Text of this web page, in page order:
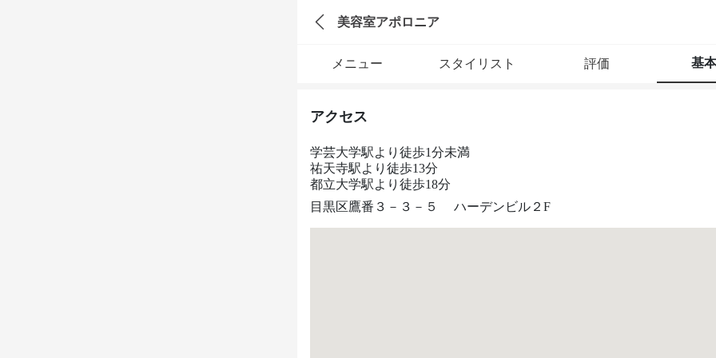
美容室アポロニア
メニュー スタイリスト 評価 基
アクセス
学芸大学駅より徒歩1分未満
祐天寺駅より徒歩13分
都立大学駅より徒歩18分
目黒区鷹番３－３－５ ハーデンビル２F